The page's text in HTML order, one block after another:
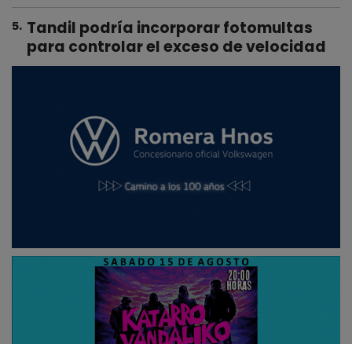
5. Tandil podría incorporar fotomultas
para controlar el exceso de velocidad